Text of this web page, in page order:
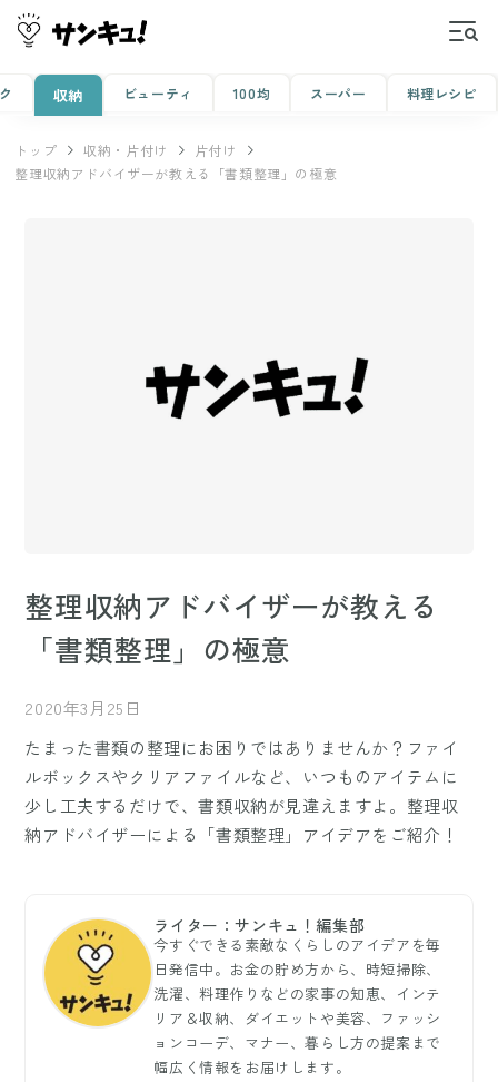
収納 ビューティ 100均 スーパー 料理レシピ
トップ 収納・片付け
片付け
整理収納アドバイザーが教える「書類整理」の極意
整理収納アドバイザーが教える
「書類整理」の極意
2020年3月25日
たまった書類の整理にお困りではありませんか？ファイ
ルボックスやクリアファイルなど、いつものアイテムに
少し工夫するだけで、書類収納が見違えますよ。整理収
納アドバイザーによる「書類整理」アイデアをご紹介！
ライター：サンキュ！編集部
今すぐできる素敵なくらしのアイデアを毎
日発信中。お金の貯め方から、時短掃除、
洗濯、料理作りなどの家事の知恵、インテ
リア＆収納、ダイエットや美容、ファッシ
ョンコーデ、マナー、暮らし方の提案まで
幅広く情報をお届けします。